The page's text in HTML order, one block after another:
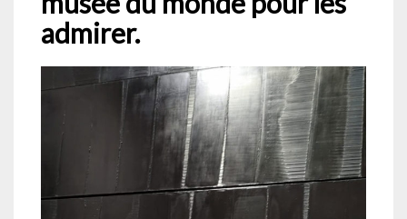
admirer.